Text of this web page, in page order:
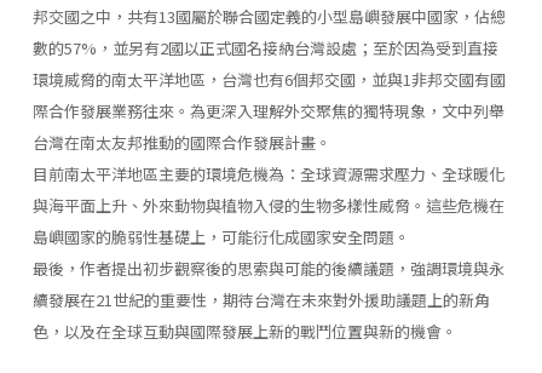
邦交國之中，共有13國屬於聯合國定義的小型島嶼發展中國家，佔總
數的57%，並另有2國以正式國名接納台灣設處；至於因為受到直接
環境威脅的南太平洋地區，台灣也有6個邦交國，並與1非邦交國有國
際合作發展業務往來。為更深入理解外交聚焦的獨特現象，文中列舉
台灣在南太友邦推動的國際合作發展計畫。
目前南太平洋地區主要的環境危機為：全球資源需求壓力、全球暖化
與海平面上升、外來動物與植物入侵的生物多樣性威脅。這些危機在
島嶼國家的脆弱性基礎上，可能衍化成國家安全問題。
最後，作者提出初步觀察後的思索與可能的後續議題，強調環境與永
續發展在21世紀的重要性，期待台灣在未來對外援助議題上的新角
色，以及在全球互動與國際發展上新的戰鬥位置與新的機會。